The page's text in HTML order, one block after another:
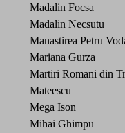
Madalin Focsa
Madalin Necsutu
Manastirea Petru
Mariana Gurza
Martiri Romani din
Mateescu
Mega Ison
Mihai Ghimpu